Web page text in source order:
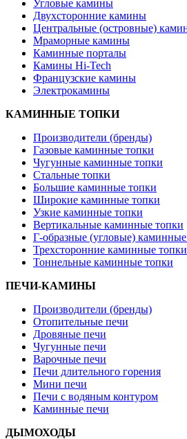
Угловые камины
Двухсторонние камины
Центральные (островные)
Мраморные камины
Каминные порталы
Камины Hi-Tech
Французские камины
Электрокамины
КАМИННЫЕ ТОПКИ
Производители (бренды)
Газовые каминные топки
Чугунные каминные топки
Стальные топки
Большие каминные топки
Широкие каминные топки
Узкие каминные топки
Вертикальные каминные топки
Г-образные (угловые)
Трехсторонние каминные топки
Тоннельные каминные топки
ПЕЧИ-КАМИНЫ
Производители (бренды)
Отопительные печи
Дровяные печи
Чугунные печи
Варочные печи
Печи длительного горения
Мини печи
Печи с водяным контуром
Каминные печи
ДЫМОХОДЫ